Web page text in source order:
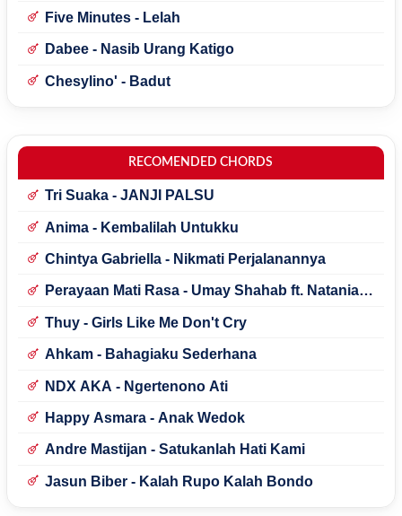
Five Minutes - Lelah
Dabee - Nasib Urang Katigo
Chesylino' - Badut
RECOMENDED CHORDS
Tri Suaka - JANJI PALSU
Anima - Kembalilah Untukku
Chintya Gabriella - Nikmati Perjalanannya
Perayaan Mati Rasa - Umay Shahab ft. Natania
Thuy - Girls Like Me Don't Cry
Ahkam - Bahagiaku Sederhana
NDX AKA - Ngertenono Ati
Happy Asmara - Anak Wedok
Andre Mastijan - Satukanlah Hati Kami
Jasun Biber - Kalah Rupo Kalah Bondo